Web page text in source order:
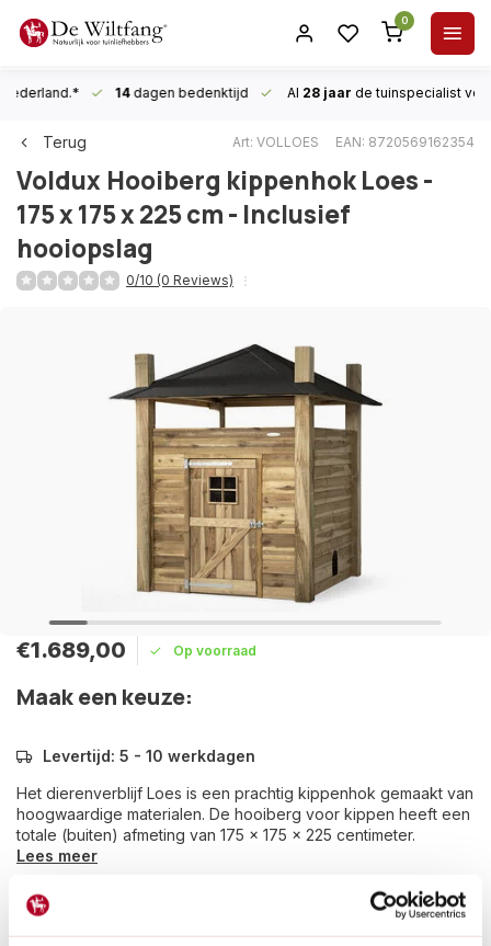
0
14dagen bedenktijd Al 28 jaar de tuinspecialist
Terug Art: VOLLOES EAN: 8720569162354
Voldux Hooiberg kippenhok Loes -
175 x 175 x 225 cm - Inclusief
hooiopslag
0/10 (0 Reviews)
€1.689,00 Op voorraad
Maak een keuze:
Levertijd: 5 - 10 werkdagen
Het dierenverblijf Loes is een prachtig kippenhok gemaakt van
hoogwaardige materialen. De hooiberg voor kippen heeft een
totale (buiten) afmeting van 175 x 175 x 225 centimeter.
Lees meer
Betaal achteraf met Riverty.
Groot transport:De verzendkosten zijn €14,95 in